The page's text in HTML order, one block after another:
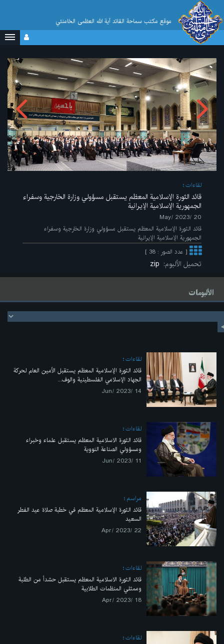
موقع مکتب سماحة القائد آية الله العظمى الخامنئي
لقاءات
قائد الثورة الإسلامية المعظم يستقبل مسؤولي وزارة الخارجية وسفراء
الجمهورية الإسلامية الإيرانية
20 /May/ 2023
قائد الثورة الإسلامية المعظم يستقبل مسؤولي وزارة الخارجية وسفراء
الجمهورية الإسلامية الإيرانية
[ عدد الصور : 38 ]
تحميل الألبوم:
الألبومات
لقاءات
قائد الثورة الإسلامية المعظم يستقبل الأمين العام لحركة
الجهاد الإسلامي الفلسطينية والوف...
14 /Jun/ 2023
لقاءات
قائد الثورة الاسلامية المعظم يستقبل علماء وخبراء
ومسؤولي الصناعة النووية
11 /Jun/ 2023
مراسم
قائد الثورة الإسلامية المعظم في خطبة صلاة عيد الفطر
السعيد
22 /Apr/ 2023
لقاءات
قائد الثورة الاسلامية المعظم يستقبل حشداً من الطلبة
وممثلي المنظمات الطلابية
18 /Apr/ 2023
لقاءات